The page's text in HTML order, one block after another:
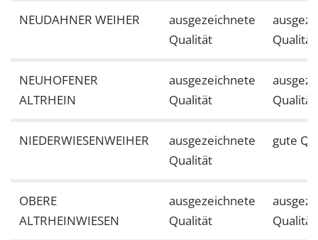
NEUDAHNER WEIHER
ausgezeichnete
Qualität
Qualität
NEUHOFENER
ALTRHEIN
ausgezeichnete
Qualität
Qualität
NIEDERWIESENWEIHER
ausgezeichnete
Qualität
gute
OBERE
ALTRHEINWIESEN
ausgezeichnete
Qualität
Qualität